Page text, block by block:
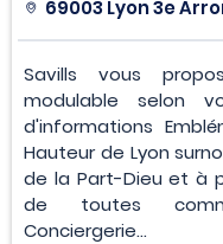
69003 Lyon 3e
Savills vous
modulable selon
d'informations
Hauteur de Lyon
de la Part-Dieu et à
de toutes
Conciergerie...